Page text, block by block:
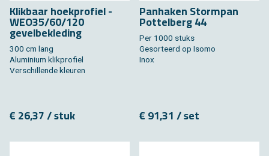
Klikbaar hoekprofiel -
WEO35/60/120
gevelbekleding
300 cm lang
Aluminium klikprofiel
Verschillende kleuren
€ 26,37 / stuk
Panhaken Stormpan
Pottelberg 44
Per 1000 stuks
Gesorteerd op Isomo
Inox
€ 91,31 / set